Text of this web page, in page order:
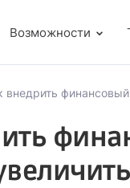
Возможности
внедрить